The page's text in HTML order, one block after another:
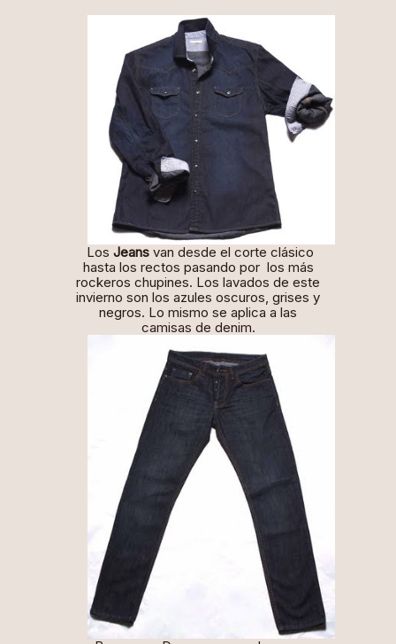
Los Jeansvan desde el corte clásico
hasta los rectos pasando por los más
rockeros chupines. Los lavados de este
invierno son los azules oscuros, grises y
negros. Lo mismo se aplica a las
camisas de denim.